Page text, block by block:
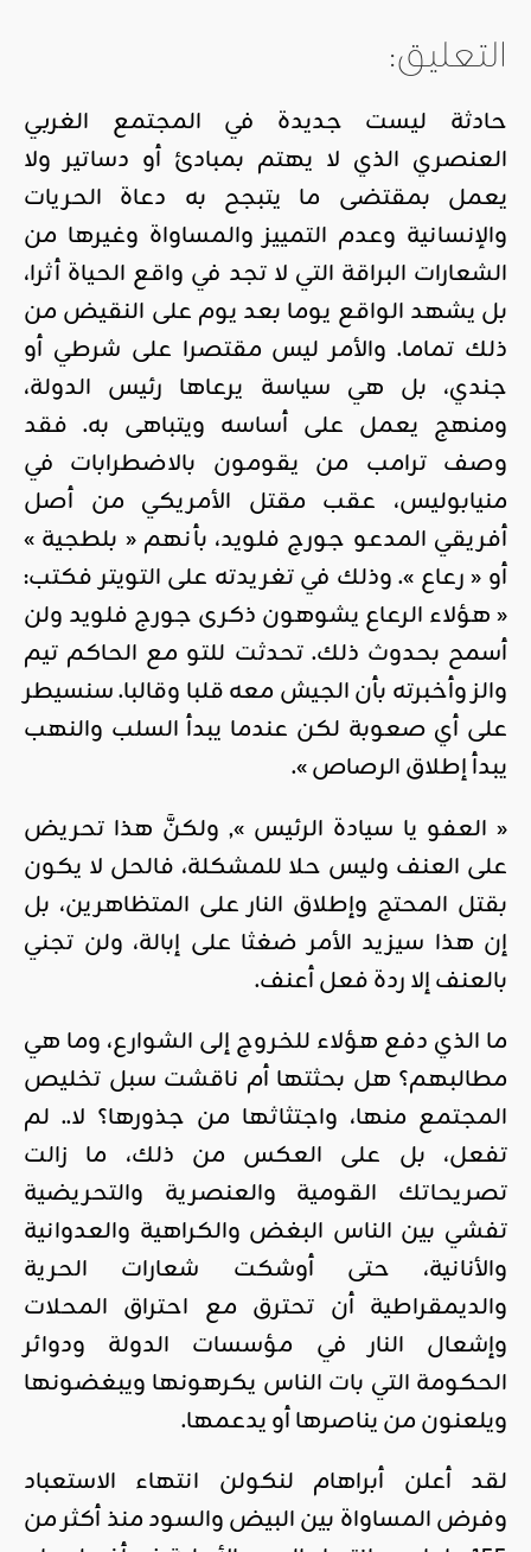
التعليق:
حادثة ليست جديدة في المجتمع الغربي
العنصري الذي لا يهتم بمبادئ أو دساتير ولا
يعمل بمقتضى ما يتبجح به دعاة الحريات
والإنسانية وعدم التمييز والمساواة وغيرها من
الشعارات البراقة التي لا تجد في واقع الحياة أثرا،
بل يشهد الواقع يوما بعد يوم على النقيض من
ذلك تماما. والأمر ليس مقتصرا على شرطي أو
جندي، بل هي سياسة يرعاها رئيس الدولة،
ومنهج يعمل على أساسه ويتباهى به. فقد
وصف ترامب من يقومون بالاضطرابات في
منيابوليس، عقب مقتل الأمريكي من أصل
أفريقي المدعو جورج فلويد، بأنهم « بلطجية »
أو « رعاع ». وذلك في تغريدته على التويتر فكتب:
« هؤلاء الرعاع يشوهون ذكرى جورج فلويد ولن
أسمح بحدوث ذلك. تحدثت للتو مع الحاكم تيم
والز وأخبرته بأن الجيش معه قلبا وقالبا. سنسيطر
على أي صعوبة لكن عندما يبدأ السلب والنهب
يبدأ إطلاق الرصاص ».
« العفو يا سيادة الرئيس », ولكنَّ هذا تحريض
على العنف وليس حلا للمشكلة، فالحل لا يكون
بقتل المحتج وإطلاق النار على المتظاهرين، بل
إن هذا سيزيد الأمر ضغثا على إبالة، ولن تجني
بالعنف إلا ردة فعل أعنف.
ما الذي دفع هؤلاء للخروج إلى الشوارع، وما هي
مطالبهم؟ هل بحثتها أم ناقشت سبل تخليص
المجتمع منها، واجتثاثها من جذورها؟ لا.. لم
تفعل، بل على العكس من ذلك، ما زالت
تصريحاتك القومية والعنصرية والتحريضية
تفشي بين الناس البغض والكراهية والعدوانية
والأنانية، حتى أوشكت شعارات الحرية
والديمقراطية أن تحترق مع احتراق المحلات
وإشعال النار في مؤسسات الدولة ودوائر
الحكومة التي بات الناس يكرهونها ويبغضونها
ويلعنون من يناصرها أو يدعمها.
لقد أعلن أبراهام لنكولن انتهاء الاستعباد
وفرض المساواة بين البيض والسود منذ أكثر من